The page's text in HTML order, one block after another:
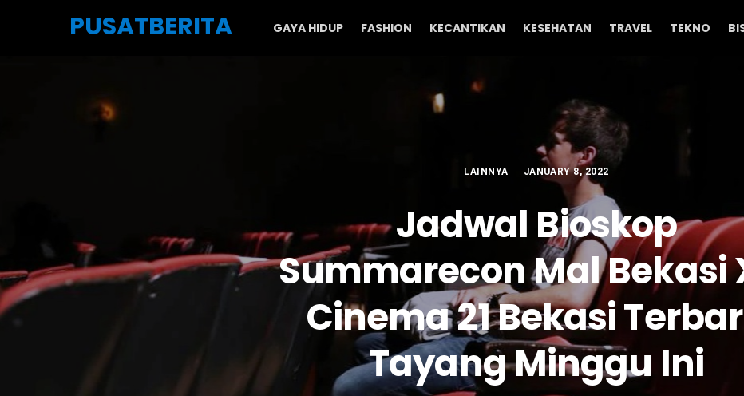
PUSATBERITA GAYA HIDUP FASHION KECANTIKAN KESEHATAN TRAVEL TEKNO
LAINNYA JANUARY 8, 2022
Jadwal Bioskop
Summarecon Mal Bekasi
Cinema 21 Bekasi
Tayang Minggu Ini